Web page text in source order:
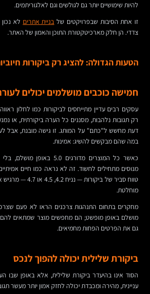
להיות שימושיים יותר גם לגולשים וגם לאלגוריתמים.
זו אחת הסיבות שבפרויקטים של בניית אתרים לא
צדדי. הן חלק מארכיטקטורת התוכן והאמון של האתר.
הטעות הגדולה: להציג רק ביקורות
חמישה כוכבים מושלמים יכולים
עסקים רבים עדיין מתייחסים לביקורות כמו לחלון
רק תגובות נלהבות, מסננים כל הערה ביקורתית, או
דעת מחשש ל"כתם" על המותג. זו גישה מובנת, אבל
במה שהם מבקשים להשיג: אמינות.
כאשר כל המוצרים מדורגים 5.0
מנוסים מתחילים לחשוד. זה לא נראה כמו חיים
טווח סביר של ביקורות
מוחלטת.
מחקרים בתחום התנהגות צרכנים הראו לא פעם
מושלם באופן מופשט; הם מחפשים מוצר שמתאים
גם את הפרטים הפחות מחמיאים.
ביקורת שלילית יכולה להפוך לנכס
הסוד אינו בהיעדר ביקורת שלילית, אלא באופן שבו
עניינית, מהירה ומכבדת יכולה לחזק אמון יותר מעשר